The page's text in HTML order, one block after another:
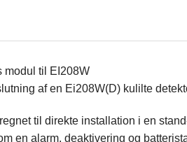
modul til EI208W
af en Ei208W(D) kulilte
til direkte installation i en
en alarm, deaktivering og